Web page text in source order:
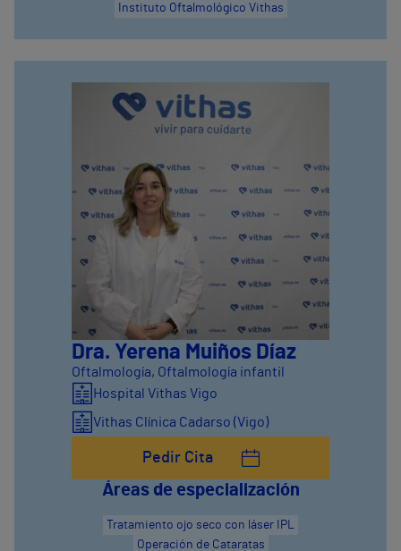
Instituto Oftalmológico Vithas
Dra. Yerena Muiños Díaz
Oftalmología, Oftalmología infantil
Hospital Vithas Vigo
Vithas Clínica Cadarso (Vigo)
Pedir Cita
Áreas de especialización
Operación de Cataratas
Tratamiento ojo seco con láser IPL